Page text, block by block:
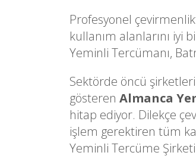
Profesyonel
kullanım alanlarını iyi
Yeminli Tercümanı,
Sektörde öncü
gösteren Almanca
hitap ediyor. Dilekçe
işlem gerektiren tüm
Yeminli Tercüme